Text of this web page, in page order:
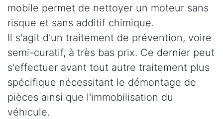
mobile permet de nettoyer un moteur sans
risque et sans additif chimique.
Il s'agit d'un traitement de prévention, voire
semi-curatif, à très bas prix. Ce dernier peut
s'effectuer avant tout autre traitement plus
spécifique nécessitant le démontage de
pièces ainsi que l'immobilisation du
véhicule.